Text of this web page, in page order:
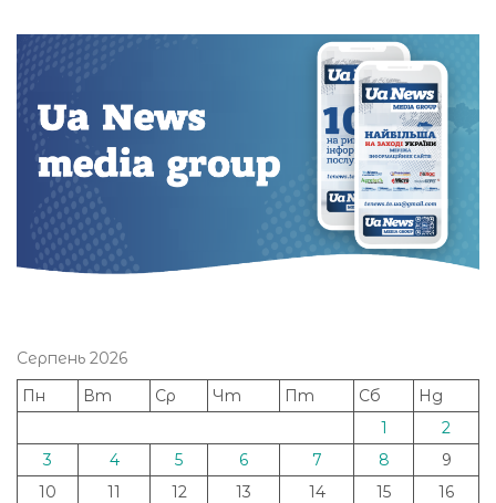
Серпень 2026
Пн
Вт Ср Чт Пт Сб
Нд
1
2
3
4 5 6 7 8
9
10
11 12 13 14 15
16